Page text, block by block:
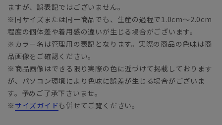
ますが、誤表記ではございません。
※同サイズまたは同一商品でも、生産の過程で1.0cm～2.0cm
程度の個体差や着用感の違いが生じる場合がございます。
※カラー名は管理用の表記となります。実際の商品の色味は商
品画像をご確認ください。
※商品画像はできる限り実際の色に近づけて掲載しております
が、パソコン環境により色味に誤差が生じる場合がございま
す。予めご了承下さいませ。
※ サイズガイドも併せてご覧ください。